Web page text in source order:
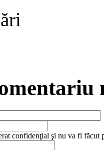
confidenţial şi nu va fi făcut